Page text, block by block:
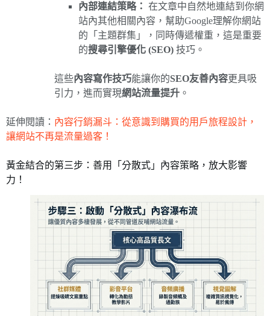
內部連結策略： 在文章中自然地連結到你網
站內其他相關內容，幫助Google理解你網站
的「主題群集」，同時傳遞權重，這是重要
的搜尋引擎優化 (SEO) 技巧。
這些內容寫作技巧能讓你的SEO友善內容更具吸
引力，進而實現網站流量提升 。
延伸閱讀： 內容行銷漏斗：從意識到購買的用戶旅程設計，
讓網站不再是流量過客！
黃金結合的第三步：善用「分散式」內容策略，放大影響
力！